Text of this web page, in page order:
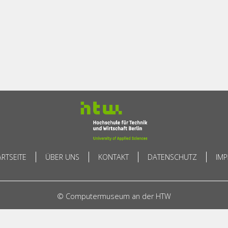
ÜBER UNS KONTAKT DATENSCHUTZ
© Computermuseum an der HTW